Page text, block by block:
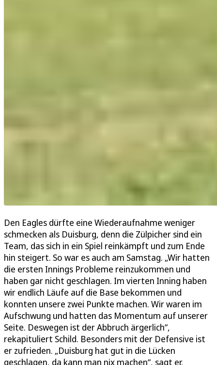
Den Eagles dürfte eine Wiederaufnahme weniger
schmecken als Duisburg, denn die Zülpicher sind ein
Team, das sich in ein Spiel reinkämpft und zum Ende
hin steigert. So war es auch am Samstag. „Wir hatten
die ersten Innings Probleme reinzukommen und
haben gar nicht geschlagen. Im vierten Inning haben
wir endlich Läufe auf die Base bekommen und
konnten unsere zwei Punkte machen. Wir waren im
Aufschwung und hatten das Momentum auf unserer
Seite. Deswegen ist der Abbruch ärgerlich“,
rekapituliert Schild. Besonders mit der Defensive ist
er zufrieden. „Duisburg hat gut in die Lücken
geschlagen, da kann man nix machen“, sagt er.